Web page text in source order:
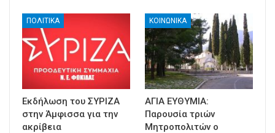
ΠΟΛΙΤΙΚΑ
Εκδήλωση του ΣΥΡΙΖΑ
στην Άμφισσα για την
ακρίβεια
ΚΟΙΝΩΝΙΚΑ
ΑΓΙΑ ΕΥΘΥΜΙΑ:
Παρουσία τριών
Μητροπολιτών ο